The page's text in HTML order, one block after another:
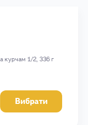
курчам 1/2, 336 г
Вибрати